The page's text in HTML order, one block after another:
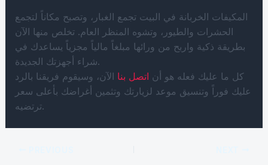
المكيفات الخربانة في البيت تجمع الغبار، وتصبح مكاناً لتجمع
الحشرات والطيور، وتشوه المنظر العام. تخلص منها الآن
بطريقة ذكية واربح من ورائها مبلغاً مالياً مجزياً يساعدك في
شراء أجهزتك الجديدة.
كل ما عليك فعله هو أن اتصل بنا الآن، وسيقوم فريقنا بالرد
عليك فوراً وتنسيق موعد لزيارتك وتثمين أغراضك بأعلى سعر
ترتضيه.